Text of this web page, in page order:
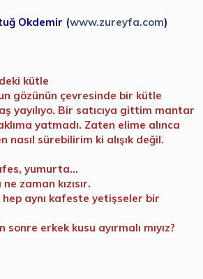
Okdemir (www.zureyfa.com)
kütle
gözünün çevresinde bir kütle
yayılıyo. Bir satıcıya gittim mantar
yatmadı. Zaten elime alınca
nasıl sürebilirim ki alışık değil.
yumurta...
zaman kızısır.
hep aynı kafeste yetişseler bir
erkek kusu ayırmalı mıyız?